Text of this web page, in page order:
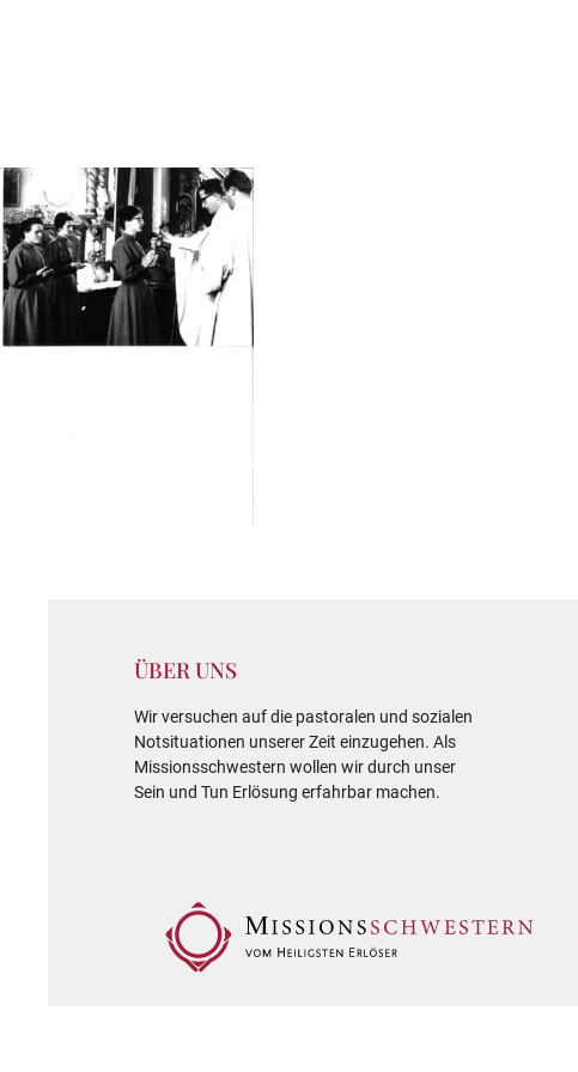
ÜBER UNS
Wir versuchen auf die pastoralen und sozialen
Notsituationen unserer Zeit einzugehen. Als
Missionsschwestern wollen wir durch unser
Sein und Tun Erlösung erfahrbar machen.